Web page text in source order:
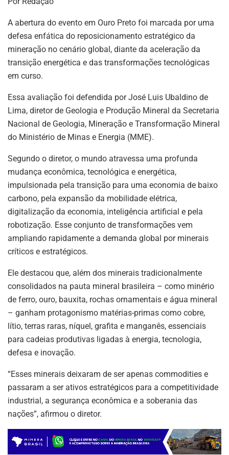
p
p
o
k
A abertura do evento em Ouro Preto foi marcada por uma
defesa enfática do reposicionamento estratégico da
mineração no cenário global, diante da aceleração da
transição energética e das transformações tecnológicas
em curso.
Essa avaliação foi defendida por José Luis Ubaldino de
Lima, diretor de Geologia e Produção Mineral da Secretaria
Nacional de Geologia, Mineração e Transformação Mineral
do Ministério de Minas e Energia (MME).
Segundo o diretor, o mundo atravessa uma profunda
mudança econômica, tecnológica e energética,
impulsionada pela transição para uma economia de baixo
carbono, pela expansão da mobilidade elétrica,
digitalização da economia, inteligência artificial e pela
robotização. Esse conjunto de transformações vem
ampliando rapidamente a demanda global por minerais
críticos e estratégicos.
Ele destacou que, além dos minerais tradicionalmente
consolidados na pauta mineral brasileira – como minério
de ferro, ouro, bauxita, rochas ornamentais e água mineral
– ganham protagonismo matérias-primas como cobre,
lítio, terras raras, níquel, grafita e manganês, essenciais
para cadeias produtivas ligadas à energia, tecnologia,
defesa e inovação.
“Esses minerais deixaram de ser apenas commodities e
passaram a ser ativos estratégicos para a competitividade
industrial, a segurança econômica e a soberania das
nações”, afirmou o diretor.